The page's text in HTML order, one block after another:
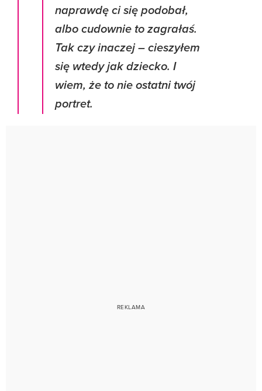
naprawdę ci się podobał,
albo cudownie to zagrałaś.
Tak czy inaczej – cieszyłem
się wtedy jak dziecko. I
wiem, że to nie ostatni twój
portret.